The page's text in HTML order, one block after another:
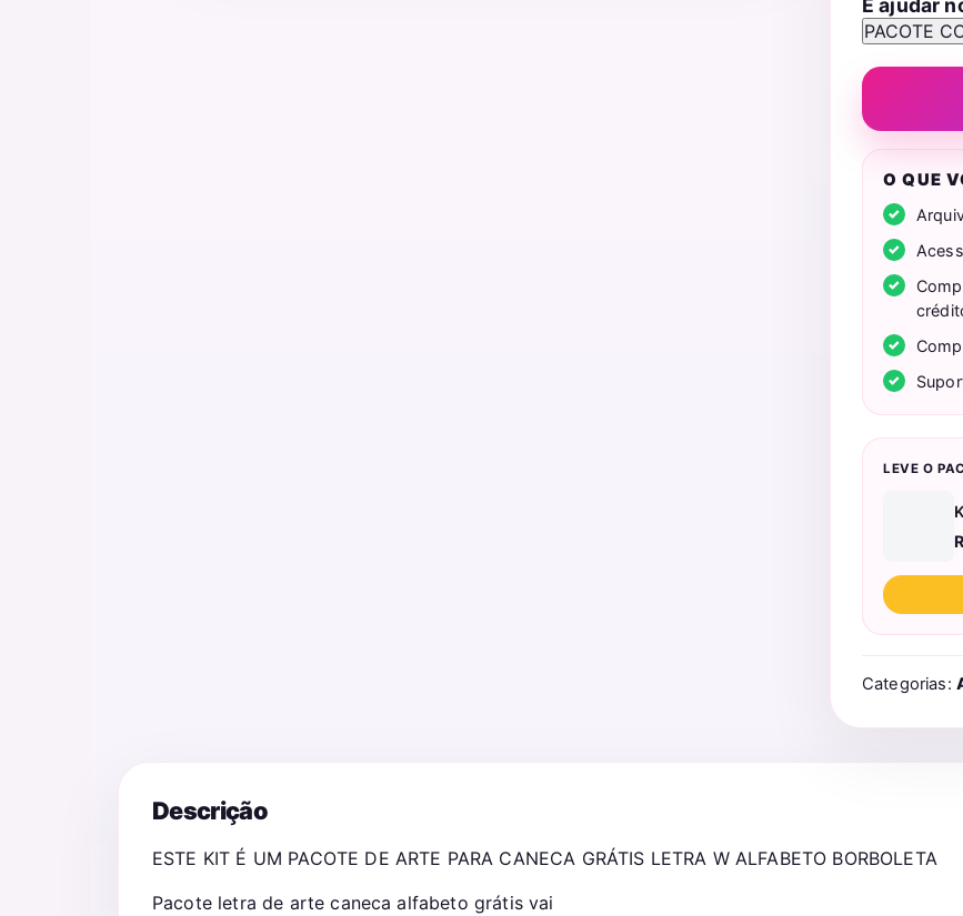
O QUE
LEVE O
Categorias:
Descrição
ESTE KIT É UM PACOTE DE ARTE PARA CANECA GRÁTIS LETRA W ALFABETO BORBOLETA
Pacote letra de arte caneca alfabeto grátis vai